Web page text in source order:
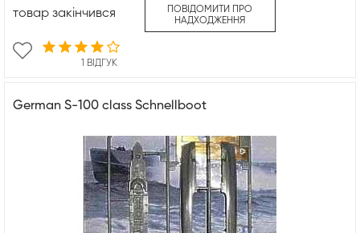
1 ВІДГУК
товар закінчився
ПОВІДОМИТИ ПРО
НАДХОДЖЕННЯ
German S-100 class Schnellboot